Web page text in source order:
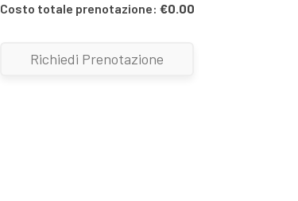
Costo totale prenotazione: €0.00